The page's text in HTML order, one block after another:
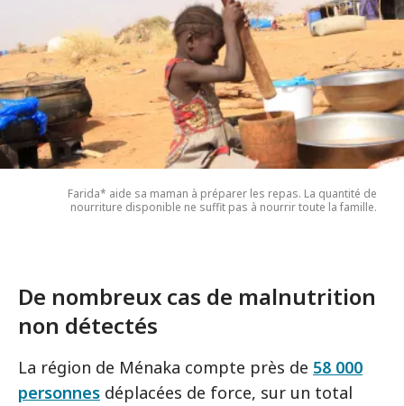
Farida* aide sa maman à préparer les repas. La quantité de
nourriture disponible ne suffit pas à nourrir toute la famille.
De nombreux cas de malnutrition
non détectés
La région de Ménaka compte près de 58 000
personnes déplacées de force, sur un total